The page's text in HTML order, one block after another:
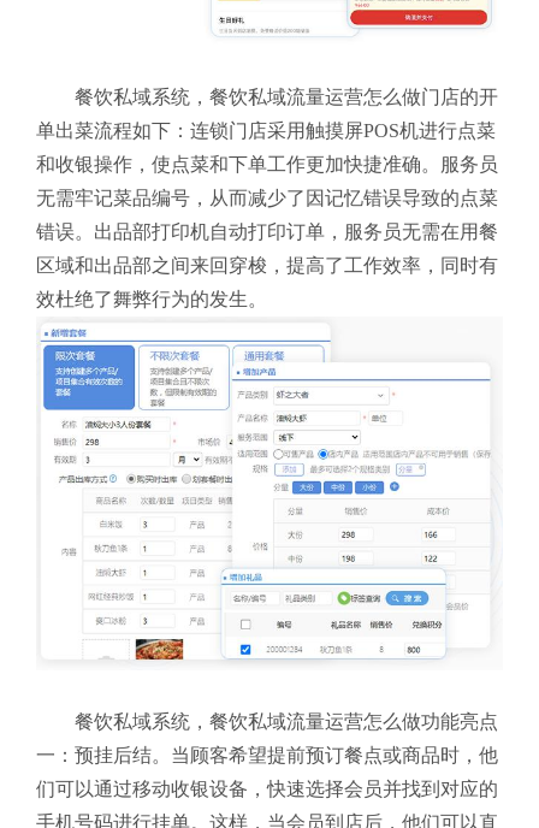
餐饮私域系统，餐饮私域流量运营怎么做门店的开
单出菜流程如下：连锁门店采用触摸屏POS机进行点菜
和收银操作，使点菜和下单工作更加快捷准确。服务员
无需牢记菜品编号，从而减少了因记忆错误导致的点菜
错误。出品部打印机自动打印订单，服务员无需在用餐
区域和出品部之间来回穿梭，提高了工作效率，同时有
效杜绝了舞弊行为的发生。
餐饮私域系统，餐饮私域流量运营怎么做功能亮点
一：预挂后结。当顾客希望提前预订餐点或商品时，他
们可以通过移动收银设备，快速选择会员并找到对应的
手机号码进行挂单。这样，当会员到店后，他们可以直